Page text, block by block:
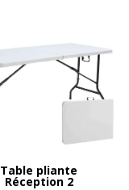
Table pliante
Réception 2